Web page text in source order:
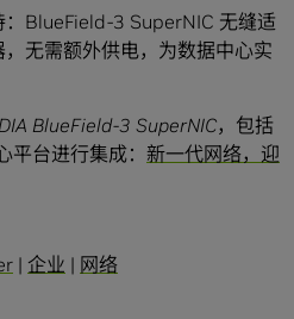
BlueField-3 SuperNIC 无缝适
无需额外供电，为数据中心实
BlueField-3 SuperNIC，包括
平台进行集成： 新一代网络，迎
| 企业 | 网络